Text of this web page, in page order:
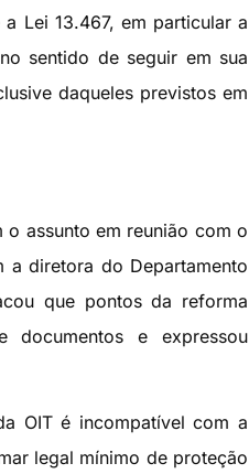
Lei 13.467, em particular a
sentido de seguir em sua
daqueles previstos em
o assunto em reunião com o
a diretora do Departamento
que pontos da reforma
documentos e expressou
OIT é incompatível com a
legal mínimo de proteção